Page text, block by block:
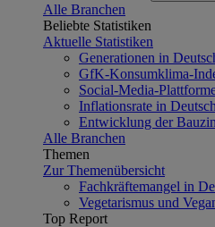
Alle Branchen
Beliebte Statistiken
Aktuelle Statistiken
Generationen in
GfK-Konsumklima-
Social-Media-
Inflationsrate in
Entwicklung der
Alle Branchen
Themen
Zur Themenübersicht
Fachkräftemangel in
Vegetarismus und
Top Report